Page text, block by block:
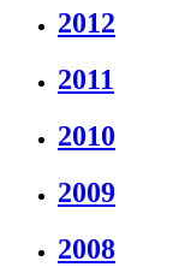
2012
2011
2010
2009
2008